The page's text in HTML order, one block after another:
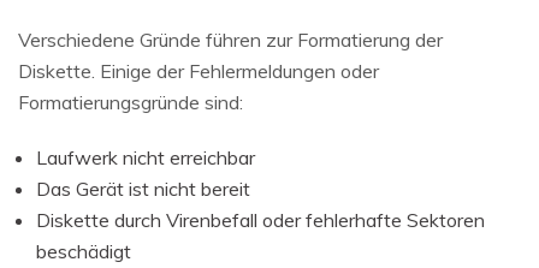
Verschiedene Gründe führen zur Formatierung der
Diskette. Einige der Fehlermeldungen oder
Formatierungsgründe sind:
Laufwerk nicht erreichbar
Das Gerät ist nicht bereit
Diskette durch Virenbefall oder fehlerhafte Sektoren
beschädigt